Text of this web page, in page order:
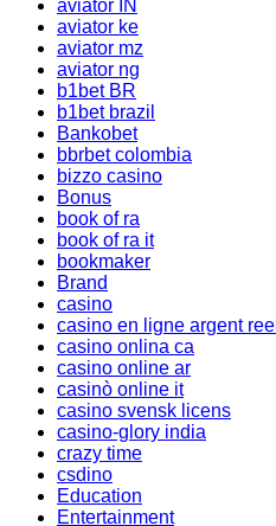
aviator IN
aviator ke
aviator mz
aviator ng
b1bet BR
b1bet brazil
Bankobet
bbrbet colombia
bizzo casino
Bonus
book of ra
book of ra it
bookmaker
Brand
casino
casino en ligne argent reel
casino onlina ca
casino online ar
casinò online it
casino svensk licens
casino-glory india
crazy time
csdino
Education
Entertainment